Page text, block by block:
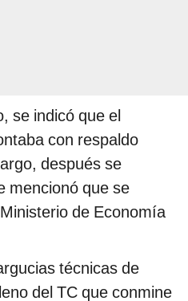
se indicó que el
con respaldo
después se
mencionó que se
de Economía
técnicas de
del TC que conmine